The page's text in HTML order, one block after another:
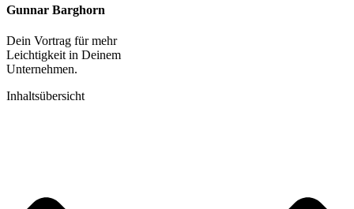
Gunnar Barghorn
Dein Vortrag für mehr
Leichtigkeit in Deinem
Unternehmen.
Inhaltsübersicht